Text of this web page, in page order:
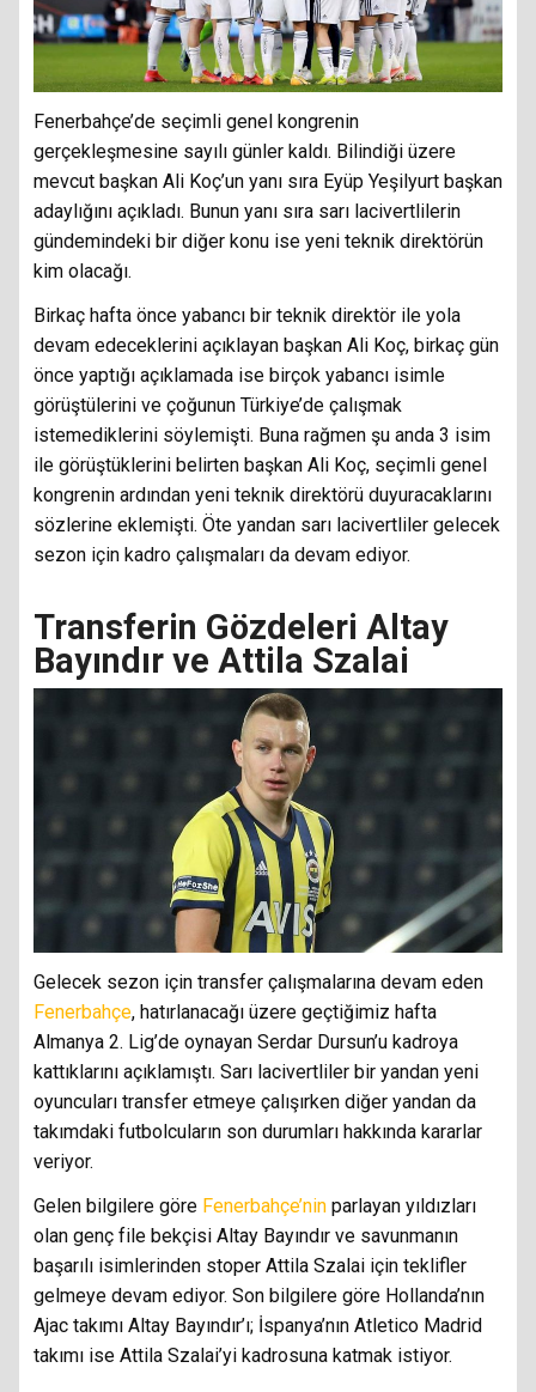
Fenerbahçe’de seçimli genel kongrenin
gerçekleşmesine sayılı günler kaldı. Bilindiği üzere
mevcut başkan Ali Koç’un yanı sıra Eyüp Yeşilyurt başkan
adaylığını açıkladı. Bunun yanı sıra sarı lacivertlilerin
gündemindeki bir diğer konu ise yeni teknik direktörün
kim olacağı.
Birkaç hafta önce yabancı bir teknik direktör ile yola
devam edeceklerini açıklayan başkan Ali Koç, birkaç gün
önce yaptığı açıklamada ise birçok yabancı isimle
görüştülerini ve çoğunun Türkiye’de çalışmak
istemediklerini söylemişti. Buna rağmen şu anda 3 isim
ile görüştüklerini belirten başkan Ali Koç, seçimli genel
kongrenin ardından yeni teknik direktörü duyuracaklarını
sözlerine eklemişti. Öte yandan sarı lacivertliler gelecek
sezon için kadro çalışmaları da devam ediyor.
Transferin Gözdeleri Altay
Bayındır ve Attila Szalai
Gelecek sezon için transfer çalışmalarına devam eden
Fenerbahçe, hatırlanacağı üzere geçtiğimiz hafta
Almanya 2. Lig’de oynayan Serdar Dursun’u kadroya
kattıklarını açıklamıştı. Sarı lacivertliler bir yandan yeni
oyuncuları transfer etmeye çalışırken diğer yandan da
takımdaki futbolcuların son durumları hakkında kararlar
veriyor.
Gelen bilgilere göre Fenerbahçe’nin parlayan yıldızları
olan genç file bekçisi Altay Bayındır ve savunmanın
başarılı isimlerinden stoper Attila Szalai için teklifler
gelmeye devam ediyor. Son bilgilere göre Hollanda’nın
Ajac takımı Altay Bayındır’ı; İspanya’nın Atletico Madrid
takımı ise Attila Szalai’yi kadrosuna katmak istiyor.